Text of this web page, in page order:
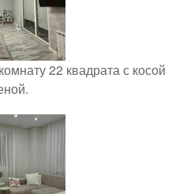
22 квадрата с косой